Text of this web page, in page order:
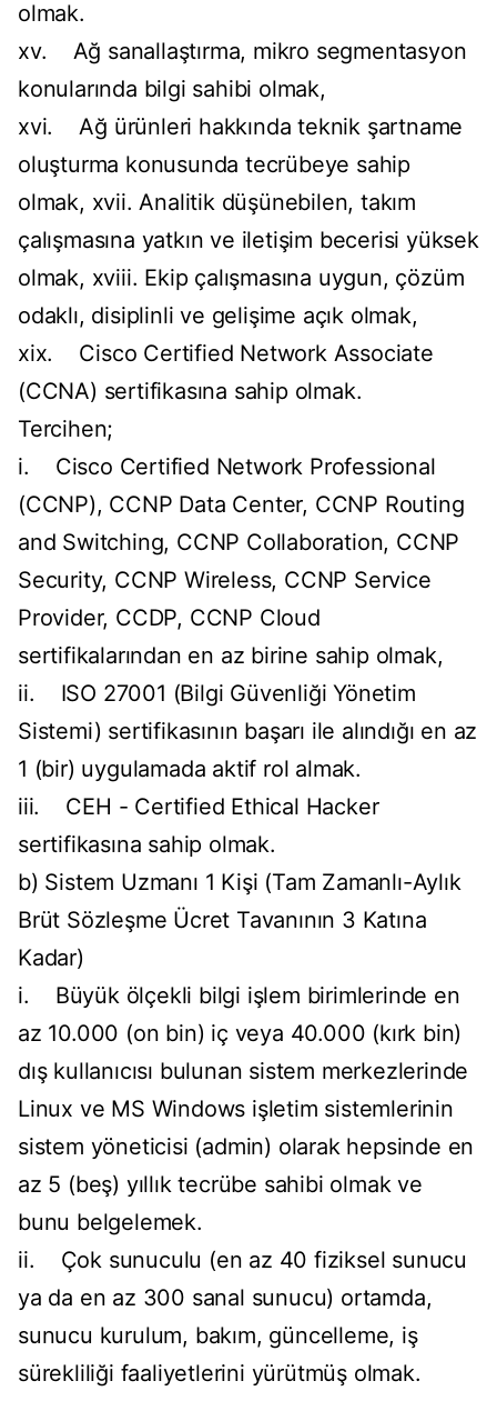
olmak.
xv. Ağ sanallaştırma, mikro segmentasyon
konularında bilgi sahibi olmak,
xvi. Ağ ürünleri hakkında teknik şartname
oluşturma konusunda tecrübeye sahip
olmak, xvii. Analitik düşünebilen, takım
çalışmasına yatkın ve iletişim becerisi yüksek
olmak, xviii. Ekip çalışmasına uygun, çözüm
odaklı, disiplinli ve gelişime açık olmak,
xix. Cisco Certified Network Associate
(CCNA) sertifikasına sahip olmak.
Tercihen;
i. Cisco Certified Network Professional
(CCNP), CCNP Data Center, CCNP Routing
and Switching, CCNP Collaboration, CCNP
Security, CCNP Wireless, CCNP Service
Provider, CCDP, CCNP Cloud
sertifikalarından en az birine sahip olmak,
ii. ISO 27001 (Bilgi Güvenliği Yönetim
Sistemi) sertifikasının başarı ile alındığı en az
1 (bir) uygulamada aktif rol almak.
iii. CEH - Certified Ethical Hacker
sertifikasına sahip olmak.
b) Sistem Uzmanı 1 Kişi (Tam Zamanlı-Aylık
Brüt Sözleşme Ücret Tavanının 3 Katına
Kadar)
i. Büyük ölçekli bilgi işlem birimlerinde en
az 10.000 (on bin) iç veya 40.000 (kırk bin)
dış kullanıcısı bulunan sistem merkezlerinde
Linux ve MS Windows işletim sistemlerinin
sistem yöneticisi (admin) olarak hepsinde en
az 5 (beş) yıllık tecrübe sahibi olmak ve
bunu belgelemek.
ii. Çok sunuculu (en az 40 fiziksel sunucu
ya da en az 300 sanal sunucu) ortamda,
sunucu kurulum, bakım, güncelleme, iş
sürekliliği faaliyetlerini yürütmüş olmak.